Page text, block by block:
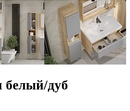
белый/дуб